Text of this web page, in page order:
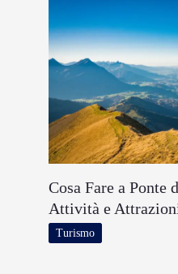
Cosa Fare a Ponte
Attività e
Turismo